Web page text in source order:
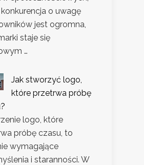
o uwagę
jest ogromna,
staje się
…
Jak stworzyć logo,
które przetrwa próbę
logo, które
próbę czasu, to
wymagające
i staranności. W